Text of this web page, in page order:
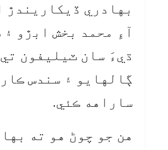
بهادري ڏيکاريندڙ
آءِ محمد بخش ابڙو ۽
ڌيءَ سان ٽيليفون تي
ڳالهايو ۽ سندس
ساراهه ڪئي.
هن جو چوڻ هو ته